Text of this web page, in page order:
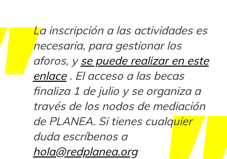
La inscripción a las actividades es
necesaria, para gestionar los
aforos, yse puede realizar en este
enlace. El acceso a las becas
finaliza 1 de julio y se organiza a
través de los nodos de mediación
de PLANEA. Si tienes cualquier
duda escríbenos a
hola@redplanea.org